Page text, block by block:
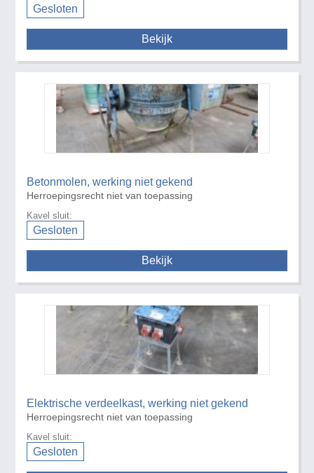
Gesloten
Bekijk
Betonmolen, werking niet gekend
Herroepingsrecht niet van toepassing
Kavel sluit:
Gesloten
Bekijk
Elektrische verdeelkast, werking niet gekend
Herroepingsrecht niet van toepassing
Kavel sluit:
Gesloten